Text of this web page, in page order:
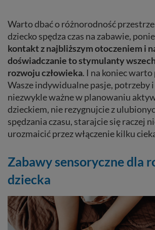
Warto dbać o różnorodność
dziecko spędza czas na zabawie,
kontakt z najbliższym otoczeniem i
doświadczanie to stymulanty
rozwoju człowieka. I na koniec
Wasze indywidualne pasje, potrzeby i
niezwykle ważne w planowaniu
dzieckiem, nie rezygnujcie z
spędzania czasu, starajcie się raczej
urozmaicić przez włączenie kilku
Zabawy sensoryczne dla
dziecka